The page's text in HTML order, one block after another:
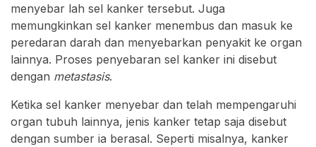
menyebar lah sel kanker tersebut. Juga
memungkinkan sel kanker menembus dan masuk ke
peredaran darah dan menyebarkan penyakit ke organ
lainnya. Proses penyebaran sel kanker ini disebut
dengan metastasis.
Ketika sel kanker menyebar dan telah mempengaruhi
organ tubuh lainnya, jenis kanker tetap saja disebut
dengan sumber ia berasal. Seperti misalnya, kanker